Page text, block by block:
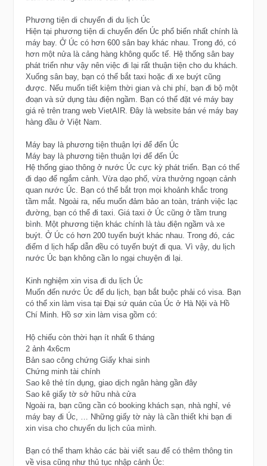
Phương tiện di chuyển đi du lịch Úc
Hiện tại phương tiện di chuyển đến Úc phổ biến nhất chính là
máy bay. Ở Úc có hơn 600 sân bay khác nhau. Trong đó, có
hơn một nửa là cảng hàng không quốc tế. Hệ thống sân bay
phát triển như vậy nên việc đi lại rất thuận tiện cho du khách.
Xuống sân bay, bạn có thể bắt taxi hoặc đi xe buýt cũng
được. Nếu muốn tiết kiệm thời gian và chi phí, bạn đi bộ một
đoạn và sử dụng tàu điện ngầm. Bạn có thể đặt vé máy bay
giá rẻ trên trang web VietAIR. Đây là website bán vé máy bay
hàng đầu ở Việt Nam.
Máy bay là phương tiện thuận lợi để đến Úc
Máy bay là phương tiện thuận lợi để đến Úc
Hệ thống giao thông ở nước Úc cực kỳ phát triển. Bạn có thể
đi dạo để ngắm cảnh. Vừa dạo phố, vừa thưởng ngoạn cảnh
quan nước Úc. Bạn có thể bắt trọn mọi khoảnh khắc trong
tầm mắt. Ngoài ra, nếu muốn đảm bảo an toàn, tránh việc lạc
đường, bạn có thể đi taxi. Giá taxi ở Úc cũng ở tầm trung
bình. Một phương tiện khác chính là tàu điện ngầm và xe
buýt. Ở Úc có hơn 200 tuyến buýt khác nhau. Trong đó, các
điểm d lịch hấp dẫn đều có tuyến buýt đi qua. Vì vậy, du lịch
nước Úc bạn không cần lo ngại chuyện đi lại.
Kinh nghiệm xin visa đi du lịch Úc
Muốn đến nước Úc để du lịch, bạn bắt buộc phải có visa. Bạn
có thể xin làm visa tại Đại sứ quán của Úc ở Hà Nội và Hồ
Chí Minh. Hồ sơ xin làm visa gồm có:
Hộ chiếu còn thời hạn ít nhất 6 tháng
2 ảnh 4x6cm
Bản sao công chứng Giấy khai sinh
Chứng minh tài chính
Sao kê thẻ tín dụng, giao dịch ngân hàng gần đây
Sao kê giấy tờ sở hữu nhà cửa
Ngoài ra, bạn cũng cần có booking khách sạn, nhà nghỉ, vé
máy bay đi Úc, … Những giấy tờ này là cần thiết khi bạn đi
xin visa cho chuyến du lịch của mình.
Bạn có thể tham khảo các bài viết sau để có thêm thông tin
về visa cũng như thủ tục nhập cảnh Úc: